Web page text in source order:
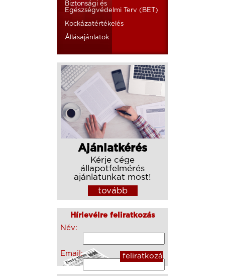
Biztonsági és
Egészségvédelmi Terv (BET)
Kockázatértékelés
Állásajánlatok
Ajánlatkérés
Kérje cége
állapotfelmérés
ajánlatunkat most!
tovább
Hírlevélre feliratkozás
Név:
Email: